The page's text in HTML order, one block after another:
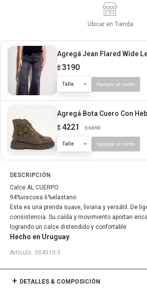
Ubicar en Tienda
Agregá Jean Flared Wide
$ 3190
Talle Agregar al carrito
Agregá Bota Cuero Con
$ 4221 $ 6690
Talle Agregar al carrito
DESCRIPCIÓN
Calce AL CUERPO
94%viscosa 6%elastano
Esta es una prenda suave, liviana y versátil. De
consistencia. Su caída y movimiento aportan
logrando un calce distendido y confortable
Hecho en Uruguay
504510-3
DETALLES & COMPOSICIÓN